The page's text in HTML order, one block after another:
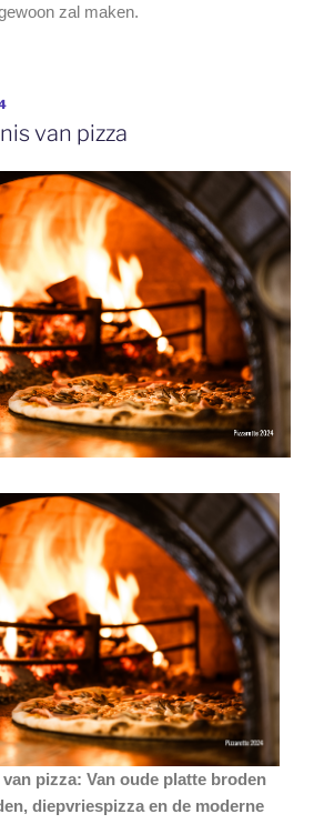
zal maken.
van pizza
pizza: Van oude platte broden
diepvriespizza en de moderne